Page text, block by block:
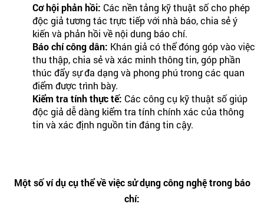
Cơ hội phản hồi: Các nền tảng kỹ thuật số cho phép
độc giả tương tác trực tiếp với nhà báo, chia sẻ ý
kiến và phản hồi về nội dung báo chí.
Báo chí công dân: Khán giả có thể đóng góp vào việc
thu thập, chia sẻ và xác minh thông tin, góp phần
thúc đẩy sự đa dạng và phong phú trong các quan
điểm được trình bày.
Kiểm tra tính thực tế: Các công cụ kỹ thuật số giúp
độc giả dễ dàng kiểm tra tính chính xác của thông
tin và xác định nguồn tin đáng tin cậy.
Một số ví dụ cụ thể về việc sử dụng công nghệ trong báo
chí: